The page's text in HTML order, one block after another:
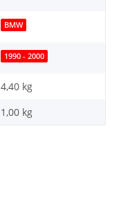
BMW
1990 - 2000
4,40 kg
1,00 kg